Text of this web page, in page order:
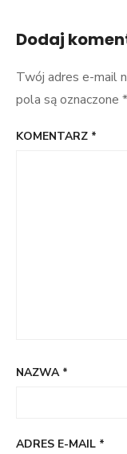
Dodaj
Twój adres e-mail
pola są oznaczone *
KOMENTARZ *
NAZWA *
ADRES E-MAIL *